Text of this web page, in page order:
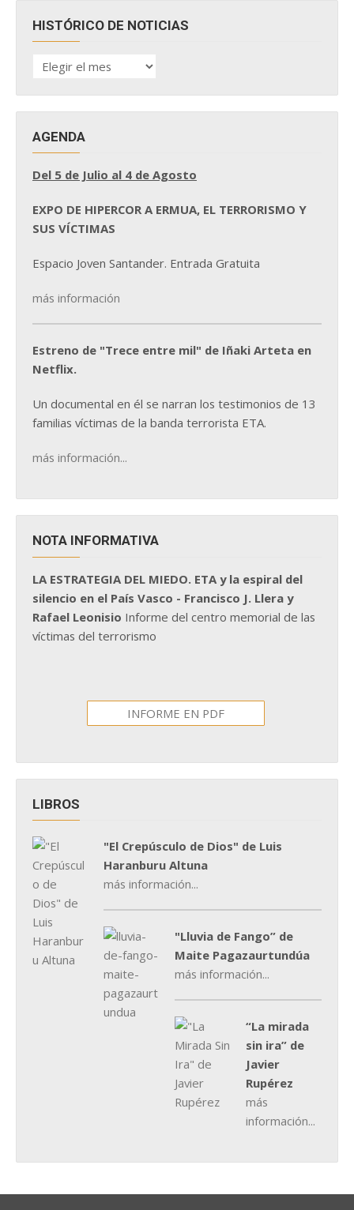
HISTÓRICO DE NOTICIAS
HISTÓRICO
DE
AGENDA
Del 5 de Julio al 4 de Agosto
EXPO DE HIPERCOR A ERMUA, EL TERRORISMO Y
SUS VÍCTIMAS
Espacio Joven Santander. Entrada Gratuita
más información
Estreno de "Trece entre mil" de Iñaki Arteta en
Netflix.
Un documental en él se narran los testimonios de 13
familias víctimas de la banda terrorista ETA.
más información...
NOTA INFORMATIVA
LA ESTRATEGIA DEL MIEDO. ETA y la espiral del
silencio en el País Vasco - Francisco J. Llera y
Rafael Leonisio Informe del centro memorial de las
víctimas del terrorismo
INFORME EN PDF
LIBROS
"El Crepúsculo de Dios" de Luis
Haranburu Altuna
más información...
"Lluvia de Fango” de
Maite Pagazaurtundúa
más información...
“La mirada
sin ira” de
Javier
Rupérez
más
información...